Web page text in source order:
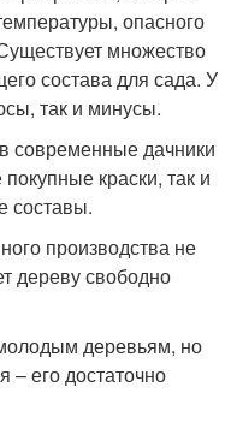
опасного
множество
состава для сада. У
так и минусы.
современные дачники
краски, так и
составы.
производства не
дереву свободно
деревьям, но
– его достаточно